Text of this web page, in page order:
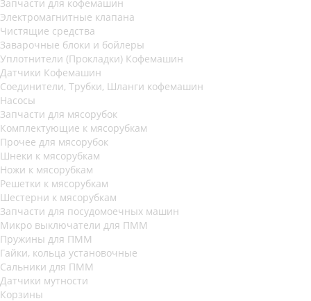
Запчасти для кофемашин
Электромагнитные клапана
Чистящие средства
Заварочные блоки и бойлеры
Уплотнители (Прокладки) Кофемашин
Датчики Кофемашин
Соединители, Трубки, Шланги кофемашин
Насосы
Запчасти для мясорубок
Комплектующие к мясорубкам
Прочее для мясорубок
Шнеки к мясорубкам
Ножи к мясорубкам
Решетки к мясорубкам
Шестерни к мясорубкам
Запчасти для посудомоечных машин
Микро выключатели для ПММ
Пружины для ПММ
Гайки, кольца установочные
Сальники для ПММ
Датчики мутности
Корзины